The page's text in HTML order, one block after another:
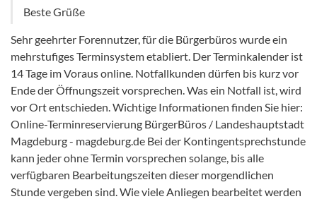
Beste Grüße
Sehr geehrter Forennutzer, für die Bürgerbüros wurde ein
mehrstufiges Terminsystem etabliert. Der Terminkalender ist
14 Tage im Voraus online. Notfallkunden dürfen bis kurz vor
Ende der Öffnungszeit vorsprechen. Was ein Notfall ist, wird
vor Ort entschieden. Wichtige Informationen finden Sie hier:
Online-Terminreservierung BürgerBüros / Landeshauptstadt
Magdeburg - magdeburg.de Bei der Kontingentsprechstunde
kann jeder ohne Termin vorsprechen solange, bis alle
verfügbaren Bearbeitungszeiten dieser morgendlichen
Stunde vergeben sind. Wie viele Anliegen bearbeitet werden